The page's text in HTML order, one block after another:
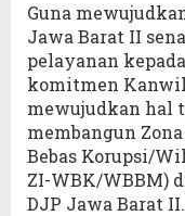
Guna
Jawa Barat II
pelayanan
komitmen
mewujudkan hal
membangun
Bebas Korupsi/
ZI-WBK/WBBM)
DJP Jawa Barat II.